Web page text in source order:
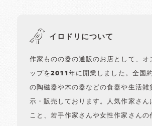
イロドリについて
作家ものの器の通販のお店として、オ
ップを2011年に開業しました。全国
の陶磁器や木の器などの食器や生活雑
示・販売しております。人気作家さん
こと、若手作家さんや女性作家さんの